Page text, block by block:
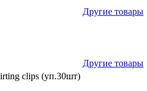
Другие товары
Другие товары
clips (уп.30шт)